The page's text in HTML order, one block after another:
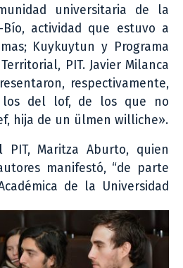
universitaria de la
actividad que estuvo a
Kuykuytun y Programa
PIT. Javier Milanca
respectivamente,
los del lof, de los que no
hija de un ülmen williche».
PIT, Maritza Aburto, quien
manifestó, “de parte
de la Universidad